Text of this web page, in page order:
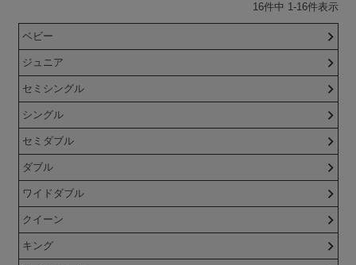
16件中 1-16件表示
ベビー
ジュニア
セミシングル
シングル
セミダブル
ダブル
ワイドダブル
クイーン
キング